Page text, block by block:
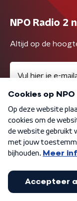
NPO Radio 2
Altijd op de
Algemene